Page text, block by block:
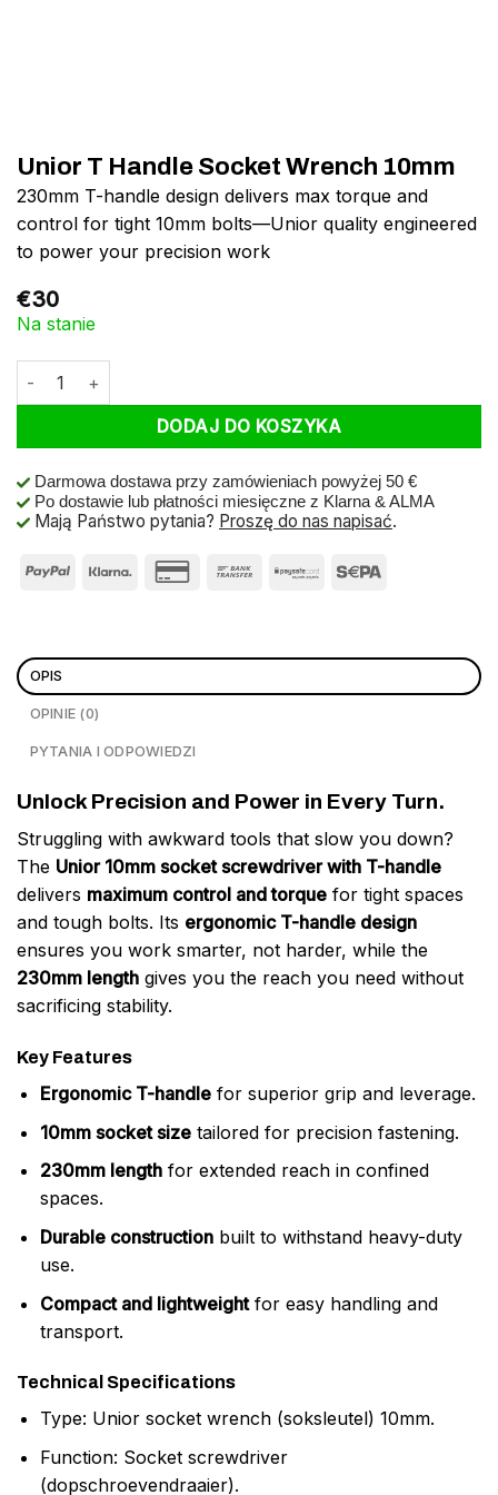
Unior T Handle Socket Wrench 10mm
230mm T-handle design delivers max torque and
control for tight 10mm bolts—Unior quality engineered
to power your precision work
€30
Na stanie
ilość Unior T Handle Socket Wrench 10mm
DODAJ DO KOSZYKA
Darmowa dostawa przy zamówieniach powyżej 50 €
Po dostawie lub płatności miesięczne z Klarna & ALMA
Mają Państwo pytania? Proszę do nas napisać.
OPIS
OPINIE (0)
PYTANIA I ODPOWIEDZI
Unlock Precision and Power in Every Turn.
Struggling with awkward tools that slow you down?
The Unior 10mm socket screwdriver with T-handle
delivers maximum control and torque for tight spaces
and tough bolts. Its ergonomic T-handle design
ensures you work smarter, not harder, while the
230mm length gives you the reach you need without
sacrificing stability.
Key Features
Ergonomic T-handlefor superior grip and leverage.
10mm socket sizetailored for precision fastening.
230mm lengthfor extended reach in confined
spaces.
Durable constructionbuilt to withstand heavy-duty
use.
Compact and lightweightfor easy handling and
transport.
Technical Specifications
Type: Unior socket wrench (soksleutel) 10mm.
Function: Socket screwdriver
(dopschroevendraaier).